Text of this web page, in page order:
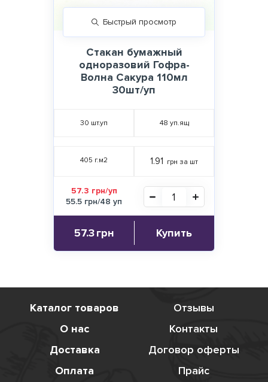
Быстрый просмотр
Стакан бумажный
одноразовий Гофра-
Волна Сакура 110мл
30шт/уп
30 шт.уп 48 уп.ящ
405 г.м2 1.91 грн за шт
57.3 грн/уп
55.5 грн/48 уп
57.3 грн Купить
Каталог товаров
Отзывы
О нас
Контакты
Доставка
Договор оферты
Оплата
Прайс